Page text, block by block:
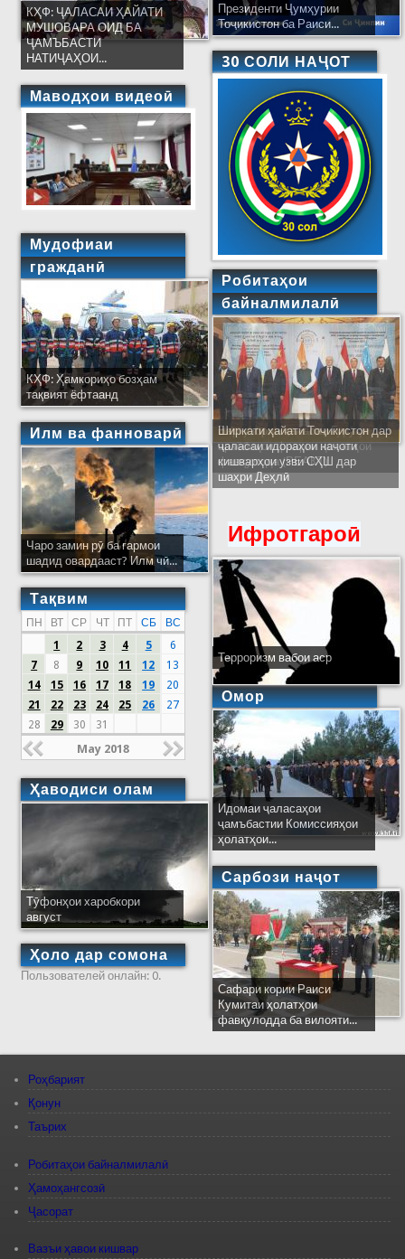
КҲФ: ҶАЛАСАИ ҲАЙАТИ
МУШОВАРА ОИД БА
ҶАМЪБАСТИ
НАТИҶАҲОИ...
Маводҳои видеоӣ
Мудофиаи
гражданӣ
КҲФ: Ҳамкориҳо бозҳам
тақвият ёфтаанд
Илм ва фанноварӣ
Чаро замин рӯ ба гармои
шадид овардааст? Илм чӣ...
Тақвим
ПН ВТ СР ЧТ ПТ СБ
ВС
1
2 3 4 5
6
7
8 9 10 11 12
13
14
15 16 17 18 19
20
21
22 23 24 25 26
27
28
29 30 31
May 2018
Ҳаводиси олам
Тӯфонҳои харобкори
август
Ҳоло дар сомона
Пользователей онлайн: 0.
Президенти Ҷумҳурии
Тоҷикистон ба Раиси...
30 СОЛИ НАҶОТ
Робитаҳои
байналмилалӣ
Ширкати ҳайати Тоҷикистон дар
ҷаласаи идораҳои наҷоти
кишварҳои узви СҲШ дар
шаҳри Деҳлӣ
Ифротгароӣ
Терроризм вабои аср
Омор
Идомаи ҷаласаҳои
ҷамъбастии Комиссияҳои
ҳолатҳои...
Сарбози наҷот
Сафари кории Раиси
Кумитаи ҳолатҳои
фавқулодда ба вилояти...
Роҳбарият
Қонун
Таърих
Робитаҳои байналмилалӣ
Ҳамоҳангсозӣ
Ҷасорат
Вазъи ҳавои кишвар